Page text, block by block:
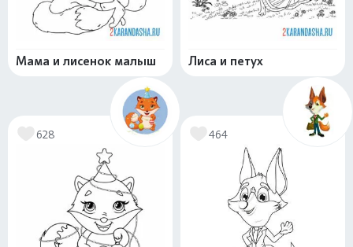
Мама и лисенок малыш Лиса и петух
628 464